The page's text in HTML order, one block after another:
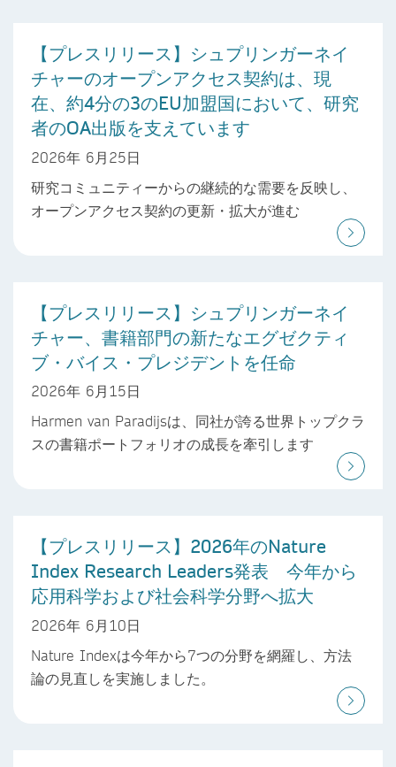
【プレスリリース】シュプリンガーネイ
チャーのオープンアクセス契約は、現
在、約4分の3のEU加盟国において、研究
者のOA出版を支えています
2026年 6月25日
研究コミュニティーからの継続的な需要を反映し、
オープンアクセス契約の更新・拡大が進む
【プレスリリース】シュプリンガーネイ
チャー、書籍部門の新たなエグゼクティ
ブ・バイス・プレジデントを任命
2026年 6月15日
Harmen van Paradijsは、同社が誇る世界トップクラ
スの書籍ポートフォリオの成長を牽引します
【プレスリリース】2026年のNature
Index Research Leaders発表 今年から
応用科学および社会科学分野へ拡大
2026年 6月10日
Nature Indexは今年から7つの分野を網羅し、方法
論の見直しを実施しました。